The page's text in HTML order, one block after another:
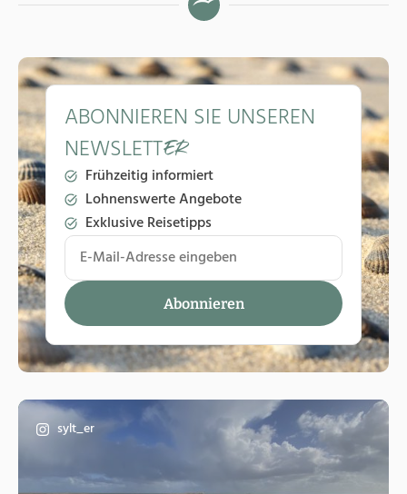
ABONNIEREN SIE UNSEREN
NEWSLETT
Frühzeitig informiert
Lohnenswerte Angebote
Exklusive Reisetipps
sylt_er